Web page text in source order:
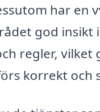
har en
god insikt
regler, vilket
korrekt och